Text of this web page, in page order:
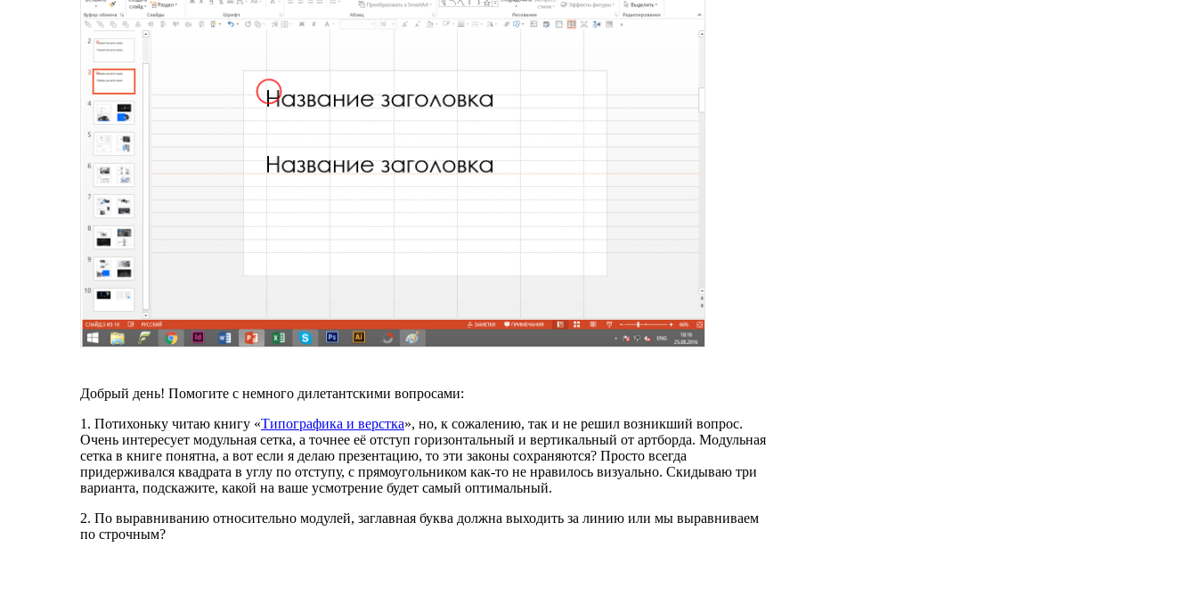
Добрый день! Помогите с немного дилетантскими вопросами:
1. Потихоньку читаю книгу «Типографика и верстка», но, к сожалению, так и не решил возникший вопрос.
Очень интересует модульная сетка, а точнее её отступ горизонтальный и вертикальный от артборда. Модульная
сетка в книге понятна, а вот если я делаю презентацию, то эти законы сохраняются? Просто всегда
придерживался квадрата в углу по отступу, с прямоугольником как-то не нравилось визуально. Скидываю три
варианта, подскажите, какой на ваше усмотрение будет самый оптимальный.
2. По выравниванию относительно модулей, заглавная буква должна выходить за линию или мы выравниваем
по строчным?